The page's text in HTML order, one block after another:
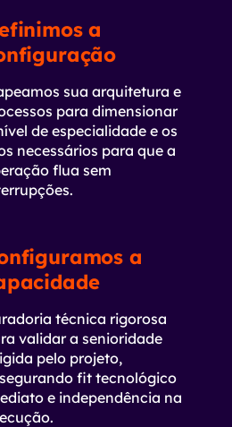
a
sua arquitetura e
para dimensionar
de especialidade e os
necessários para que a
flua sem
a
técnica rigorosa
validar a senioridade
pelo projeto,
fit tecnológico
e independência na